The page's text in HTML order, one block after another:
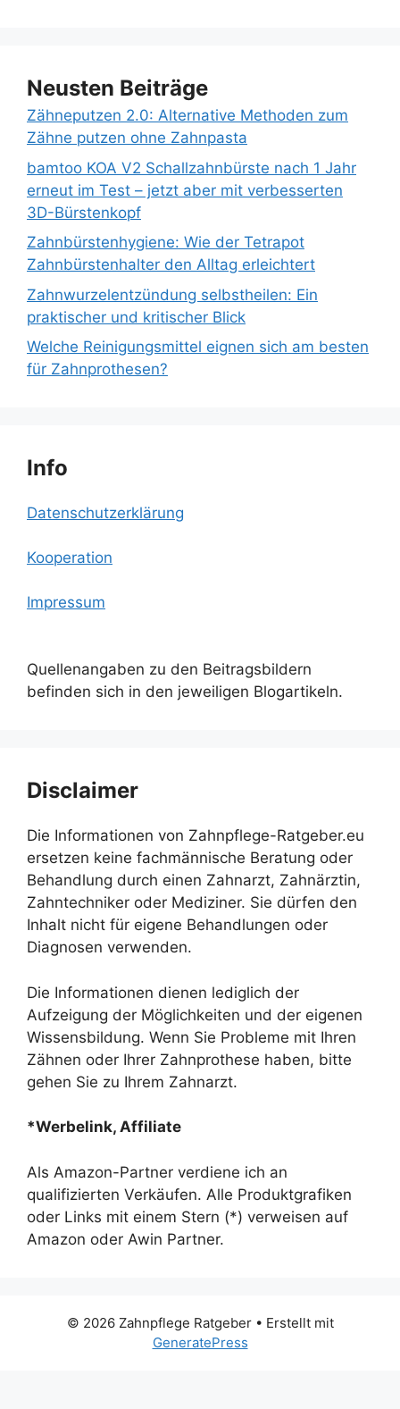
Neusten Beiträge
Zähneputzen 2.0: Alternative Methoden zum
Zähne putzen ohne Zahnpasta
bamtoo KOA V2 Schallzahnbürste nach 1 Jahr
erneut im Test – jetzt aber mit verbesserten
3D-Bürstenkopf
Zahnbürstenhygiene: Wie der Tetrapot
Zahnbürstenhalter den Alltag erleichtert
Zahnwurzelentzündung selbstheilen: Ein
praktischer und kritischer Blick
Welche Reinigungsmittel eignen sich am besten
für Zahnprothesen?
Info
Datenschutzerklärung
Kooperation
Impressum
Quellenangaben zu den Beitragsbildern
befinden sich in den jeweiligen Blogartikeln.
Disclaimer
Die Informationen von Zahnpflege-Ratgeber.eu
ersetzen keine fachmännische Beratung oder
Behandlung durch einen Zahnarzt, Zahnärztin,
Zahntechniker oder Mediziner. Sie dürfen den
Inhalt nicht für eigene Behandlungen oder
Diagnosen verwenden.
Die Informationen dienen lediglich der
Aufzeigung der Möglichkeiten und der eigenen
Wissensbildung. Wenn Sie Probleme mit Ihren
Zähnen oder Ihrer Zahnprothese haben, bitte
gehen Sie zu Ihrem Zahnarzt.
*Werbelink, Affiliate
Als Amazon-Partner verdiene ich an
qualifizierten Verkäufen. Alle Produktgrafiken
oder Links mit einem Stern (*) verweisen auf
Amazon oder Awin Partner.
© 2026 Zahnpflege Ratgeber• Erstellt mit
GeneratePress